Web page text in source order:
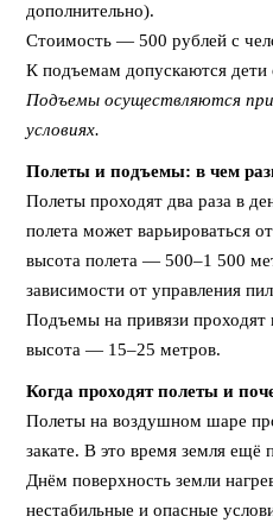
дополнительно).
Стоимость — 500 рублей с
К подъемам допускаются дети
Подъемы осуществляются
условиях.
Полеты и подъемы: в чем
Полеты проходят два раза в
полета может варьироваться
высота полета — 500–1 500
зависимости от управления
Подъемы на привязи проходят
высота — 15–25 метров.
Когда проходят полеты и
Полеты на воздушном шаре
закате. В это время земля ещё
Днём поверхность земли
нестабильные и опасные